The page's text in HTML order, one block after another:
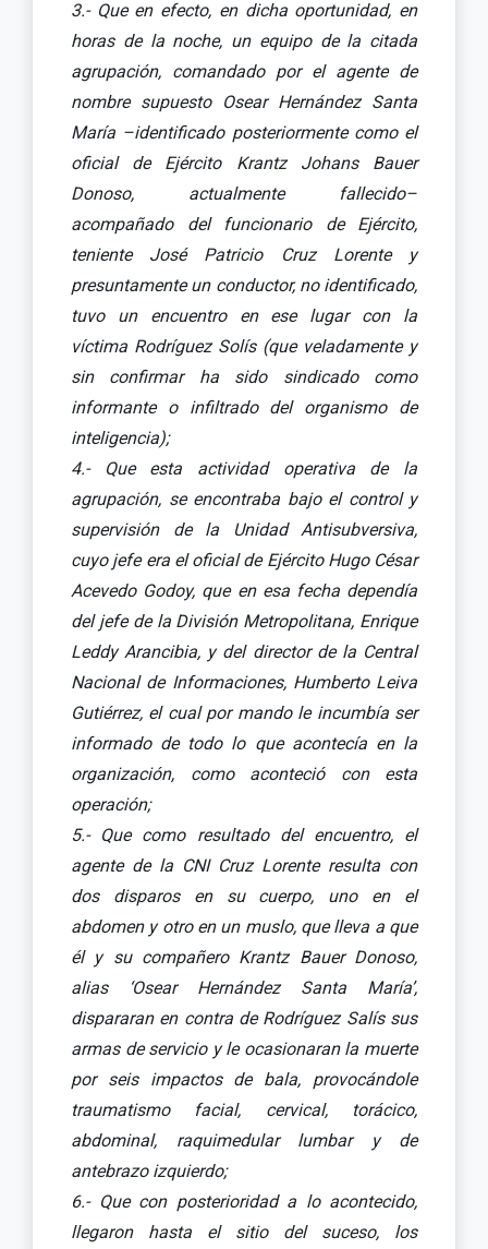
3.- Que en efecto, en dicha oportunidad, en
horas de la noche, un equipo de la citada
agrupación, comandado por el agente de
nombre supuesto Osear Hernández Santa
María –identificado posteriormente como el
oficial de Ejército Krantz Johans Bauer
Donoso, actualmente fallecido–
acompañado del funcionario de Ejército,
teniente José Patricio Cruz Lorente y
presuntamente un conductor, no identificado,
tuvo un encuentro en ese lugar con la
víctima Rodríguez Solís (que veladamente y
sin confirmar ha sido sindicado como
informante o infiltrado del organismo de
inteligencia);
4.- Que esta actividad operativa de la
agrupación, se encontraba bajo el control y
supervisión de la Unidad Antisubversiva,
cuyo jefe era el oficial de Ejército Hugo César
Acevedo Godoy, que en esa fecha dependía
del jefe de la División Metropolitana, Enrique
Leddy Arancibia, y del director de la Central
Nacional de Informaciones, Humberto Leiva
Gutiérrez, el cual por mando le incumbía ser
informado de todo lo que acontecía en la
organización, como aconteció con esta
operación;
5.- Que como resultado del encuentro, el
agente de la CNI Cruz Lorente resulta con
dos disparos en su cuerpo, uno en el
abdomen y otro en un muslo, que lleva a que
él y su compañero Krantz Bauer Donoso,
alias ‘Osear Hernández Santa María’,
dispararan en contra de Rodríguez Salís sus
armas de servicio y le ocasionaran la muerte
por seis impactos de bala, provocándole
traumatismo facial, cervical, torácico,
abdominal, raquimedular lumbar y de
antebrazo izquierdo;
6.- Que con posterioridad a lo acontecido,
llegaron hasta el sitio del suceso, los